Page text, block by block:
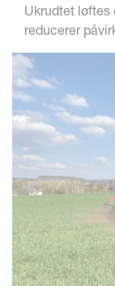
Ukrudtet
reducerer